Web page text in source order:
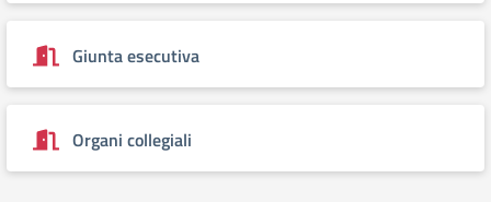
Giunta esecutiva
Organi collegiali